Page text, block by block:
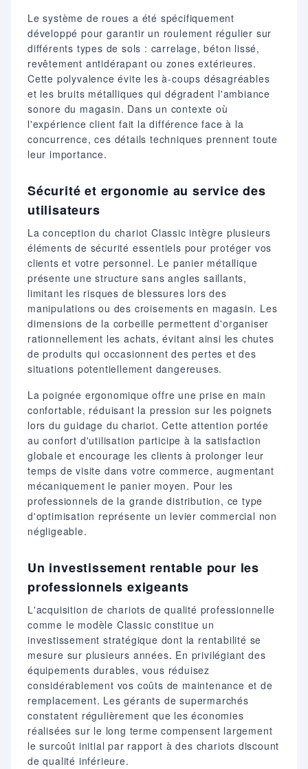
Le système de roues a été spécifiquement
développé pour garantir un roulement régulier sur
différents types de sols : carrelage, béton lissé,
revêtement antidérapant ou zones extérieures.
Cette polyvalence évite les à-coups désagréables
et les bruits métalliques qui dégradent l'ambiance
sonore du magasin. Dans un contexte où
l'expérience client fait la différence face à la
concurrence, ces détails techniques prennent toute
leur importance.
Sécurité et ergonomie au service des
utilisateurs
La conception du chariot Classic intègre plusieurs
éléments de sécurité essentiels pour protéger vos
clients et votre personnel. Le panier métallique
présente une structure sans angles saillants,
limitant les risques de blessures lors des
manipulations ou des croisements en magasin. Les
dimensions de la corbeille permettent d'organiser
rationnellement les achats, évitant ainsi les chutes
de produits qui occasionnent des pertes et des
situations potentiellement dangereuses.
La poignée ergonomique offre une prise en main
confortable, réduisant la pression sur les poignets
lors du guidage du chariot. Cette attention portée
au confort d'utilisation participe à la satisfaction
globale et encourage les clients à prolonger leur
temps de visite dans votre commerce, augmentant
mécaniquement le panier moyen. Pour les
professionnels de la grande distribution, ce type
d'optimisation représente un levier commercial non
négligeable.
Un investissement rentable pour les
professionnels exigeants
L'acquisition de chariots de qualité professionnelle
comme le modèle Classic constitue un
investissement stratégique dont la rentabilité se
mesure sur plusieurs années. En privilégiant des
équipements durables, vous réduisez
considérablement vos coûts de maintenance et de
remplacement. Les gérants de supermarchés
constatent régulièrement que les économies
réalisées sur le long terme compensent largement
le surcoût initial par rapport à des chariots discount
de qualité inférieure.